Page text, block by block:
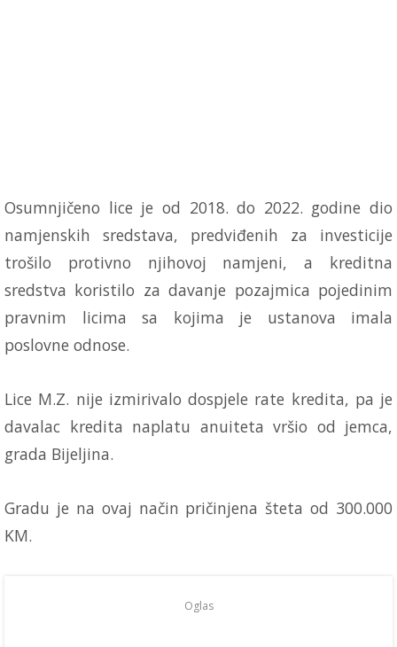
Osumnjičeno lice je od 2018. do 2022. godine dio
namjenskih sredstava, predviđenih za investicije
trošilo protivno njihovoj namjeni, a kreditna
sredstva koristilo za davanje pozajmica pojedinim
pravnim licima sa kojima je ustanova imala
poslovne odnose.
Lice M.Z. nije izmirivalo dospjele rate kredita, pa je
davalac kredita naplatu anuiteta vršio od jemca,
grada Bijeljina.
Gradu je na ovaj način pričinjena šteta od 300.000
KM.
Oglas